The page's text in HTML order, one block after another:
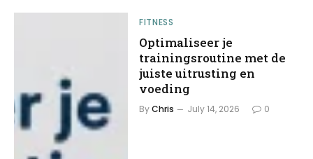
FITNESS
Optimaliseer je
trainingsroutine met de
juiste uitrusting en
voeding
ByChris July 14, 2026 0